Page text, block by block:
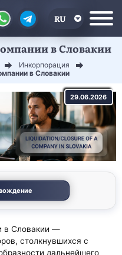
RU
EN
в Словакии
Инкорпорация
в Словакии
29.06.2026
в Словакии —
столкнувшихся с
дальнейшего